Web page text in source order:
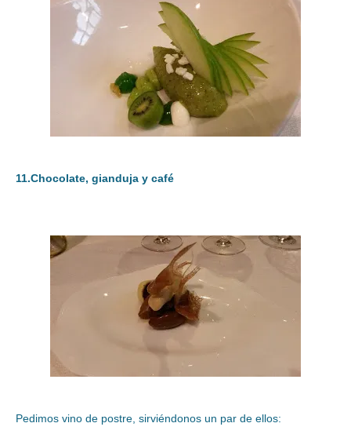
11.Chocolate, gianduja y café
Pedimos vino de postre, sirviéndonos un par de ellos: